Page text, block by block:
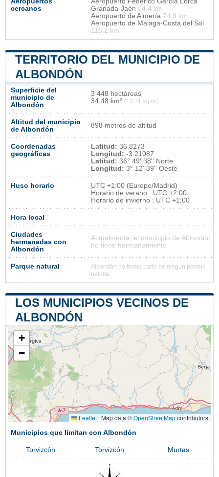
cercanos
Granada-Jaén 64.4 km
Aeropuerto de Almería 74.9 km
Aeropuerto de Málaga-Costa del Sol
116.2 km
TERRITORIO DEL MUNICIPIO DE
ALBONDÓN
Superficie del
municipio de
Albondón
3 448 hectáreas
34,48 km² (13,31 sq mi)
Altitud del municipio
de Albondón
898 metros de altitud
Coordenadas
geográficas
Latitud: 36.8273
Longitud: -3.21087
Latitud: 36° 49' 38'' Norte
Longitud: 3° 12' 39'' Oeste
Huso horario UTC +1:00 (Europe/Madrid)
Horario de verano : UTC +2:00
Horario de invierno : UTC +1:00
Hora local
Ciudades
hermanadas con
Albondón
Actualmente, el municipio de Albondón
no tiene hermanamiento
Parque natural
Albondón no forma parte de ningún parque
natural
LOS MUNICIPIOS VECINOS DE
ALBONDÓN
+
−
Leaflet | Map data ©OpenStreetMapcontributors
Municipios que limitan con Albondón
Torvizcón Torvizcón Murtas